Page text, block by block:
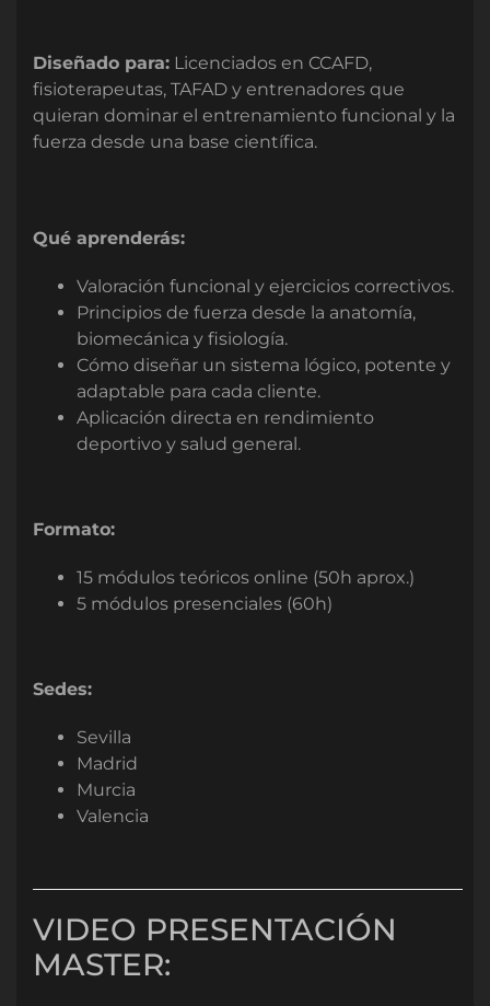
Diseñado para: Licenciados en CCAFD,
fisioterapeutas, TAFAD y entrenadores que
quieran dominar el entrenamiento funcional y la
fuerza desde una base científica.
Qué aprenderás:
Valoración funcional y ejercicios correctivos.
Principios de fuerza desde la anatomía,
biomecánica y fisiología.
Cómo diseñar un sistema lógico, potente y
adaptable para cada cliente.
Aplicación directa en rendimiento
deportivo y salud general.
Formato:
15 módulos teóricos online (50h aprox.)
5 módulos presenciales (60h)
Sedes:
Sevilla
Madrid
Murcia
Valencia
VIDEO PRESENTACIÓN
MASTER: